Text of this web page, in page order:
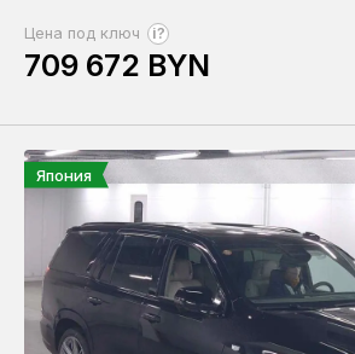
Цена под ключ ?
709 672 BYN
Япония